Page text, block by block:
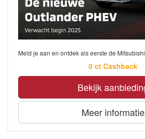
Meld je aan en ontdek als eerste de
0 ct Cashback
Bekijk
Meer informatie